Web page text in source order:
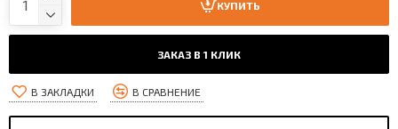
КУПИТЬ
ЗАКАЗ В 1 КЛИК
В ЗАКЛАДКИ В СРАВНЕНИЕ